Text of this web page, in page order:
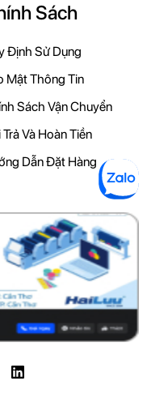
Sách
Định Sử Dụng
Mật Thông Tin
Sách Vận Chuyển
Và Hoàn Tiền
Dẫn Đặt Hàng